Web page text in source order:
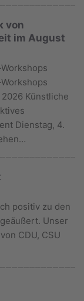
von
im August
Künstliche
Dienstag, 4.
positiv zu den
Unser
CDU, CSU